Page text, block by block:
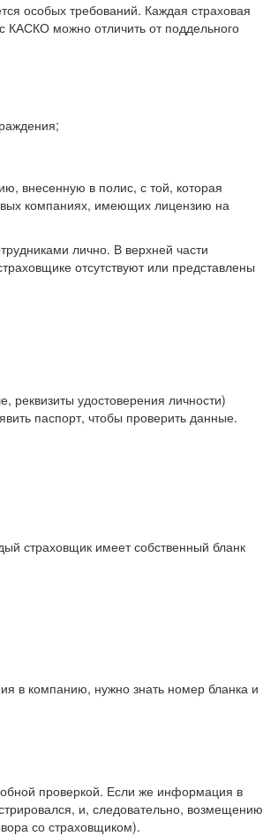
особых требований. Каждая страховая
КАСКО можно отличить от поддельного
внесенную в полис, с той, которая
компаниях, имеющих лицензию на
лично. В верхней части
отсутствуют или представлены
реквизиты удостоверения личности)
паспорт, чтобы проверить данные.
страховщик имеет собственный бланк
в компанию, нужно знать номер бланка и
проверкой. Если же информация в
и, следовательно, возмещению
со страховщиком).